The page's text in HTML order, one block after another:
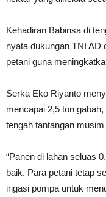
Kehadiran Babinsa di
nyata dukungan TNI AD
petani guna
Serka Eko Riyanto
mencapai 2,5 ton
tengah tantangan
“Panen di lahan seluas
baik. Para petani tetap
irigasi pompa untuk